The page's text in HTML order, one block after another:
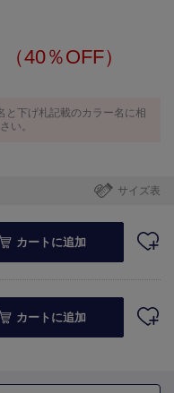
（40％OFF）
下げ札記載のカラー名に相
い。
サイズ表
カートに追加
カートに追加